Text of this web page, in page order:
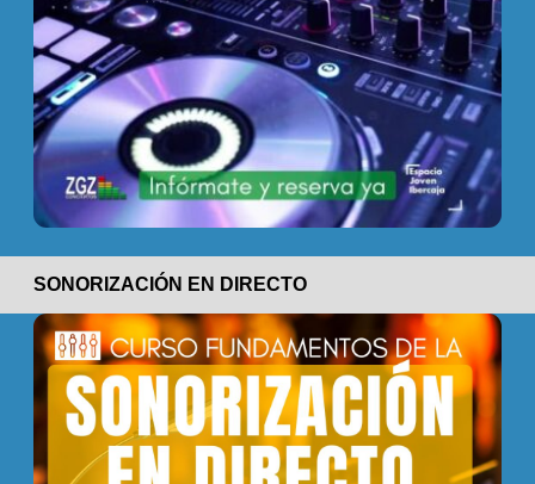
SONORIZACIÓN EN DIRECTO